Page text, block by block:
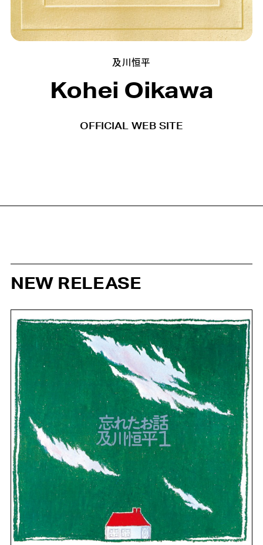
及川恒平
Kohei Oikawa
OFFICIAL WEB SITE
NEW RELEASE